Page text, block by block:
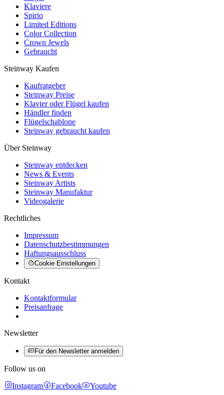
Klaviere
Spirio
Limited Editions
Color Collection
Crown Jewels
Gebraucht
Steinway Kaufen
Kaufratgeber
Steinway Preise
Klavier oder Flügel kaufen
Händler finden
Flügelschablone
Steinway gebraucht kaufen
Über Steinway
Steinway entdecken
News & Events
Steinway Artists
Steinway Manufaktur
Videogalerie
Rechtliches
Impressum
Datenschutzbestimmungen
Haftungsausschluss
Cookie Einstellungen
Kontakt
Kontaktformular
Preisanfrage
Newsletter
Für den Newsletter anmelden
Follow us on
Instagram
Facebook Youtube